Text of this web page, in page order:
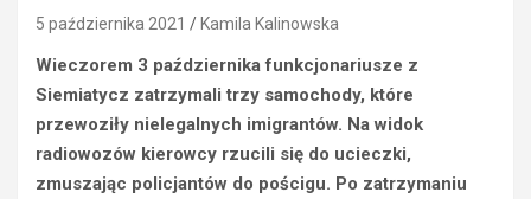
5 października 2021 Kamila Kalinowska
Wieczorem 3 października funkcjonariusze z
Siemiatycz zatrzymali trzy samochody, które
przewoziły nielegalnych imigrantów. Na widok
radiowozów kierowcy rzucili się do ucieczki,
zmuszając policjantów do pościgu. Po zatrzymaniu